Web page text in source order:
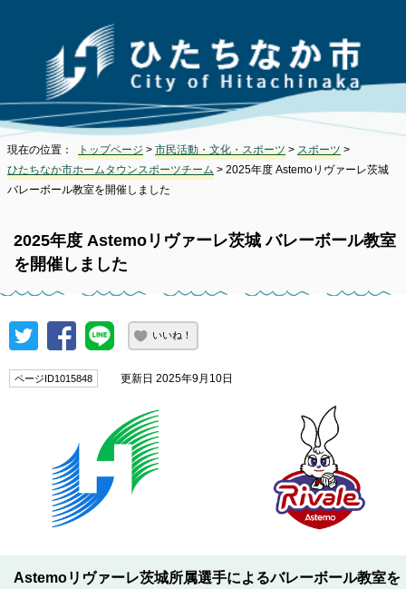
現在の位置： トップページ > 市民活動・文化・スポーツ > スポーツ >
ひたちなか市ホームタウンスポーツチーム > 2025年度 Astemoリヴァーレ茨城
バレーボール教室を開催しました
2025年度 Astemoリヴァーレ茨城 バレーボール教室
を開催しました
いいね！
ページID1015848 更新日 2025年9月10日
Astemoリヴァーレ茨城所属選手によるバレーボール教室を